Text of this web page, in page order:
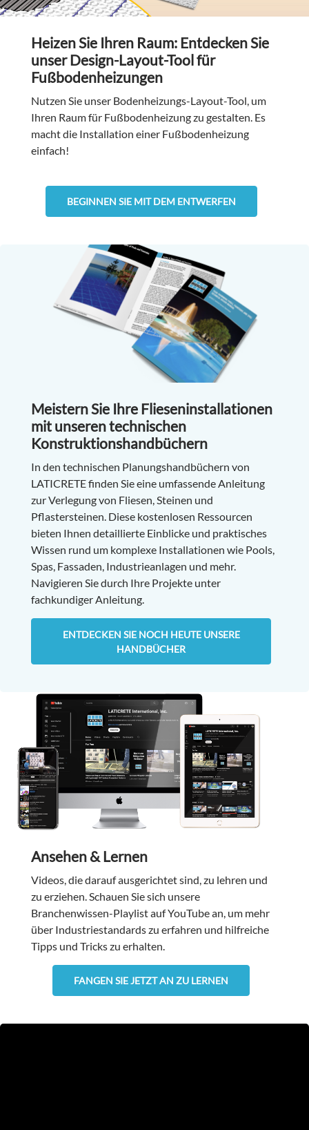
Heizen Sie Ihren Raum: Entdecken Sie
unser Design-Layout-Tool für
Fußbodenheizungen
Nutzen Sie unser Bodenheizungs-Layout-Tool, um
Ihren Raum für Fußbodenheizung zu gestalten. Es
macht die Installation einer Fußbodenheizung
einfach!
BEGINNEN SIE MIT DEM ENTWERFEN
Meistern Sie Ihre Flieseninstallationen
mit unseren technischen
Konstruktionshandbüchern
In den technischen Planungshandbüchern von
LATICRETE finden Sie eine umfassende Anleitung
zur Verlegung von Fliesen, Steinen und
Pflastersteinen. Diese kostenlosen Ressourcen
bieten Ihnen detaillierte Einblicke und praktisches
Wissen rund um komplexe Installationen wie Pools,
Spas, Fassaden, Industrieanlagen und mehr.
Navigieren Sie durch Ihre Projekte unter
fachkundiger Anleitung.
ENTDECKEN SIE NOCH HEUTE UNSERE
HANDBÜCHER
Ansehen & Lernen
Videos, die darauf ausgerichtet sind, zu lehren und
zu erziehen. Schauen Sie sich unsere
Branchenwissen-Playlist auf YouTube an, um mehr
über Industriestandards zu erfahren und hilfreiche
Tipps und Tricks zu erhalten.
FANGEN SIE JETZT AN ZU LERNEN